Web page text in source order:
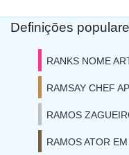
Definições
RANKS NOME
RAMSAY CHEF
RAMOS
RAMOS ATOR